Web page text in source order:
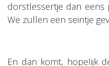
dorstlessertje dan eens
We zullen een seintje
En dan komt, hopelijk